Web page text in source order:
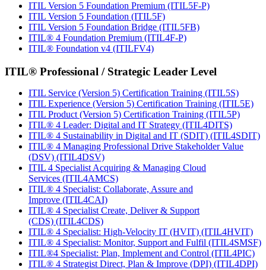
ITIL Version 5 Foundation Premium (ITIL5F-P)
ITIL Version 5 Foundation (ITIL5F)
ITIL Version 5 Foundation Bridge (ITIL5FB)
ITIL® 4 Foundation Premium (ITIL4F-P)
ITIL® Foundation v4 (ITILFV4)
ITIL® Professional / Strategic Leader Level
ITIL Service (Version 5) Certification Training (ITIL5S)
ITIL Experience (Version 5) Certification Training (ITIL5E)
ITIL Product (Version 5) Certification Training (ITIL5P)
ITIL® 4 Leader: Digital and IT Strategy (ITIL4DITS)
ITIL® 4 Sustainability in Digital and IT (SDIT) (ITIL4SDIT)
ITIL® 4 Managing Professional Drive Stakeholder Value
(DSV) (ITIL4DSV)
ITIL 4 Specialist Acquiring & Managing Cloud
Services (ITIL4AMCS)
ITIL® 4 Specialist: Collaborate, Assure and
Improve (ITIL4CAI)
ITIL® 4 Specialist Create, Deliver & Support
(CDS) (ITIL4CDS)
ITIL® 4 Specialist: High-Velocity IT (HVIT) (ITIL4HVIT)
ITIL® 4 Specialist: Monitor, Support and Fulfil (ITIL4SMSF)
ITIL®4 Specialist: Plan, Implement and Control (ITIL4PIC)
ITIL® 4 Strategist Direct, Plan & Improve (DPI) (ITIL4DPI)